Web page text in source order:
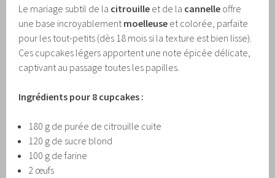
Le mariage subtil de la citrouille et de la cannelle offre
une base incroyablementmoelleuse et colorée, parfaite
pour les tout-petits (dès 18 mois si la texture est bien lisse).
Ces cupcakes légers apportent une note épicée délicate,
captivant au passage toutes les papilles.
Ingrédients pour 8 cupcakes :
180 g de purée de citrouille cuite
120 g de sucre blond
100 g de farine
2 œufs